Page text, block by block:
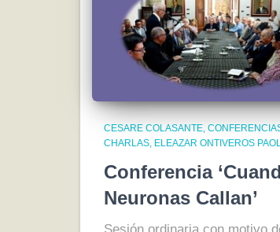
CESARE COLASANTE
CHARLAS ELEAZAR ONTIVEROS
Conferencia
Neuronas Callan’